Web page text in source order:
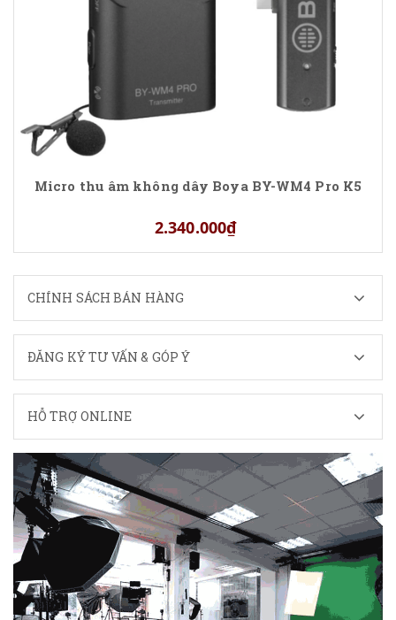
Micro thu âm không dây Boya BY-WM4 Pro K5
2.340.000₫
CHÍNH SÁCH BÁN HÀNG
ĐĂNG KÝ TƯ VẤN & GÓP Ý
HỖ TRỢ ONLINE